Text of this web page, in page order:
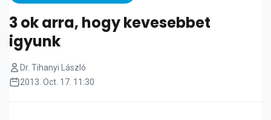
3 ok arra, hogy kevesebbet
igyunk
Dr. Tihanyi László
2013. Oct. 17. 11:30